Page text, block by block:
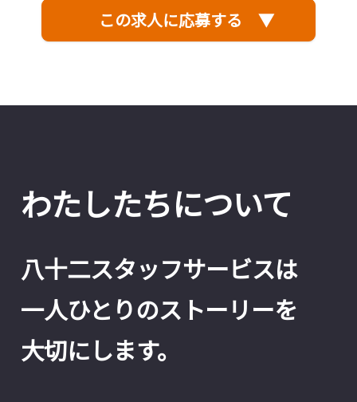
この求人に応募する ▼
わたしたちについて
八十二スタッフサービスは
一人ひとりのストーリーを
大切にします。